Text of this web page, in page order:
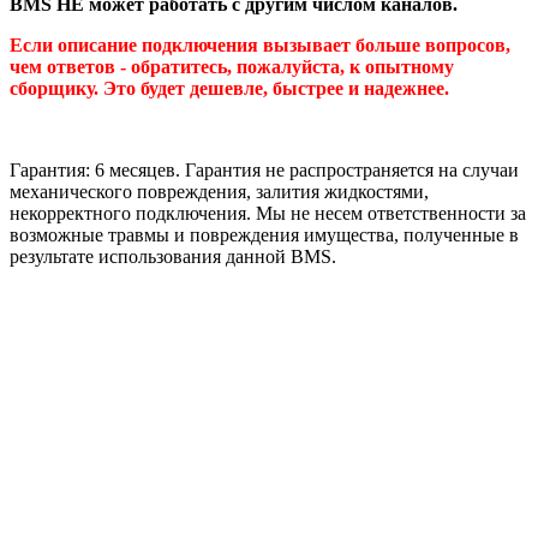
Если описание подключения вызывает больше вопросов,
чем ответов - обратитесь, пожалуйста, к опытному
сборщику. Это будет дешевле, быстрее и надежнее.
Гарантия: 6 месяцев. Гарантия не распространяется на случаи
механического повреждения, залития жидкостями,
некорректного подключения. Мы не несем ответственности за
возможные травмы и повреждения имущества, полученные в
результате использования данной BMS.